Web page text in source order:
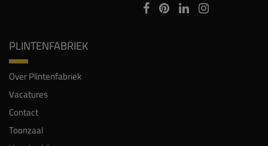
PLINTENFABRIEK
Over Plintenfabriek
Vacatures
Contact
Toonzaal